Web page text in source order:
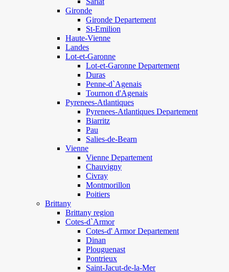
Gironde
Gironde Departement
St-Emilion
Haute-Vienne
Landes
Lot-et-Garonne
Lot-et-Garonne Departement
Duras
Penne-d`Agenais
Tournon d'Agenais
Pyrenees-Atlantiques
Pyrenees-Atlantiques Departement
Biarritz
Pau
Salies-de-Bearn
Vienne
Vienne Departement
Chauvigny
Civray
Montmorillon
Poitiers
Brittany
Brittany region
Cotes-d`Armor
Cotes-d' Armor Departement
Dinan
Plouguenast
Pontrieux
Saint-Jacut-de-la-Mer